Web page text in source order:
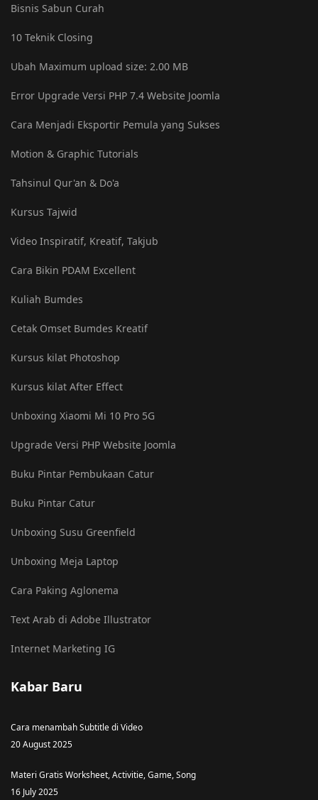
Bisnis Sabun Curah
10 Teknik Closing
Ubah Maximum upload size: ‎2.00 MB
Error Upgrade Versi PHP 7.4 Website Joomla
Cara Menjadi Eksportir Pemula yang Sukses
Motion & Graphic Tutorials
Tahsinul Qur'an & Do'a
Kursus Tajwid
Video Inspiratif, Kreatif, Takjub
Cara Bikin PDAM Excellent
Kuliah Bumdes
Cetak Omset Bumdes Kreatif
Kursus kilat Photoshop
Kursus kilat After Effect
Unboxing Xiaomi Mi 10 Pro 5G
Upgrade Versi PHP Website Joomla
Buku Pintar Pembukaan Catur
Buku Pintar Catur
Unboxing Susu Greenfield
Unboxing Meja Laptop
Cara Paking Aglonema
Text Arab di Adobe Illustrator
Internet Marketing IG
Kabar Baru
Cara menambah Subtitle di Video
20 August 2025
Materi Gratis Worksheet, Activitie, Game, Song
16 July 2025